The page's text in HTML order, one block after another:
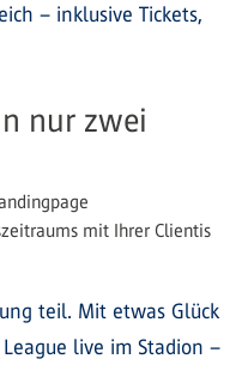
– inklusive Tickets,
nur zwei
mit Ihrer Clientis
teil. Mit etwas Glück
live im Stadion –